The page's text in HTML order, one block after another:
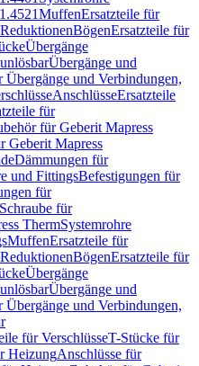
MuffenErsatzteile für
BögenErsatzteile für
Übergänge
Übergänge und
Übergänge und Verbindungen,
AnschlüsseErsatzteile
für
für Geberit Mapress
Geberit Mapress
Dämmungen für
und FittingsBefestigungen für
für
für
ThermSystemrohre
MuffenErsatzteile für
BögenErsatzteile für
Übergänge
Übergänge und
Übergänge und Verbindungen,
für VerschlüsseT-Stücke für
HeizungAnschlüsse für